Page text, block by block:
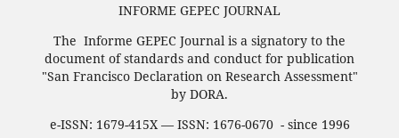
INFORME GEPEC JOURNAL
The Informe GEPEC Journal is a signatory to the
document of standards and conduct for publication
"San Francisco Declaration on Research Assessment"
by DORA.
e-ISSN: 1679-415X — ISSN: 1676-0670 - since 1996